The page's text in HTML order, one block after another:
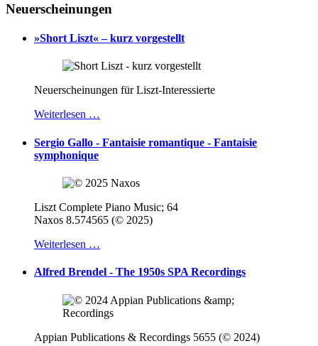
Neuerscheinungen
»Short Liszt« – kurz vorgestellt
Neuerscheinungen für Liszt-Interessierte
Weiterlesen …
Sergio Gallo - Fantaisie romantique - Fantaisie
symphonique
Liszt Complete Piano Music; 64
Naxos 8.574565 (© 2025)
Weiterlesen …
Alfred Brendel - The 1950s SPA Recordings
Appian Publications & Recordings 5655 (© 2024)